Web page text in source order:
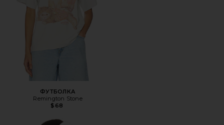
ФУТБОЛКА
Remington Stone
$68